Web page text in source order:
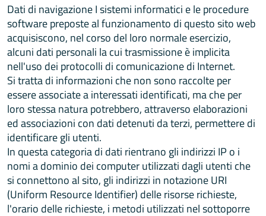
Dati di navigazione I sistemi informatici e le procedure
software preposte al funzionamento di questo sito web
acquisiscono, nel corso del loro normale esercizio,
alcuni dati personali la cui trasmissione è implicita
nell'uso dei protocolli di comunicazione di Internet.
Si tratta di informazioni che non sono raccolte per
essere associate a interessati identificati, ma che per
loro stessa natura potrebbero, attraverso elaborazioni
ed associazioni con dati detenuti da terzi, permettere di
identificare gli utenti.
In questa categoria di dati rientrano gli indirizzi IP o i
nomi a dominio dei computer utilizzati dagli utenti che
si connettono al sito, gli indirizzi in notazione URI
(Uniform Resource Identifier) delle risorse richieste,
l'orario delle richieste, i metodi utilizzati nel sottoporre